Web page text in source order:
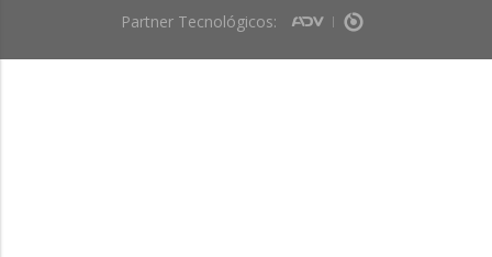
Partner Tecnológicos: